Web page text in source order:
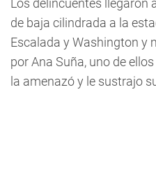
Los delincuentes llegaron
de baja cilindrada a la
Escalada y Washington y
por Ana Suña, uno de
la amenazó y le sustrajo